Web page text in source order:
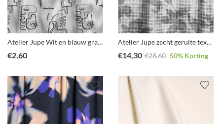
Atelier Jupe Wit en blauw grafische textuur-viscose
€2,60
Atelier Jupe zacht geruite textuur-viscose coupon 1.1m
€14,30 €28,60 50% Korting